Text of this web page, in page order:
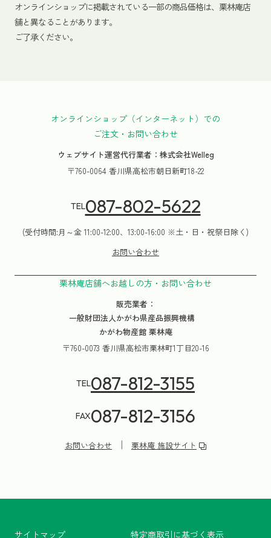
オンラインショップに掲載されている一部の商品価格は、栗林庵店
舗と異なることがあります。
ご了承ください。
オンラインショップ（インターネット）での
ご注文・お問い合わせ
ウェブサイト運営代行業者：株式会社Welleg
〒760-0064 香川県高松市朝日新町18-22
TEL087-802-5622
(受付時間:月～金 11:00-12:00、13:00-16:00 ※土・日・祝祭日除く)
お問い合わせ
栗林庵店舗へお越しの方・お問い合わせ
販売業者：
一般財団法人かがわ県産品振興機構
かがわ物産館 栗林庵
〒760-0073 香川県高松市栗林町1丁目20-16
TEL087-812-3155
FAX087-812-3156
お問い合わせ 栗林庵 施設サイト
サイトマップ 特定商取引に基づく表示